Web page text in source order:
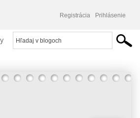
Registrácia Prihlásenie